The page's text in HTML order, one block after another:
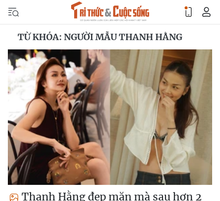
TỪ KHÓA: NGƯỜI MẪU THANH HẰNG
Thanh Hằng đẹp mặn mà sau hơn 2